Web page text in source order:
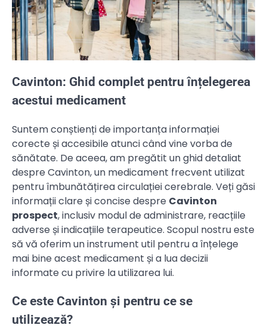
Cavinton: Ghid complet pentru înțelegerea
acestui medicament
Suntem conștienți de importanța informației
corecte și accesibile atunci când vine vorba de
sănătate. De aceea, am pregătit un ghid detaliat
despre Cavinton, un medicament frecvent utilizat
pentru îmbunătățirea circulației cerebrale. Veți găsi
informații clare și concise despre Cavinton
prospect, inclusiv modul de administrare, reacțiile
adverse și indicațiile terapeutice. Scopul nostru este
să vă oferim un instrument util pentru a înțelege
mai bine acest medicament și a lua decizii
informate cu privire la utilizarea lui.
Ce este Cavinton și pentru ce se
utilizează?